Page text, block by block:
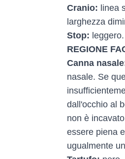
Cranio: linea
larghezza
Stop: leggero.
REGIONE
Canna
nasale. Se
dall'occhio al
non è
essere piena
ugualmente